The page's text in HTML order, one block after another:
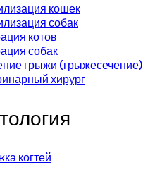
кошек
собак
котов
собак
грыжи (грыжесечение)
хирург
когтей